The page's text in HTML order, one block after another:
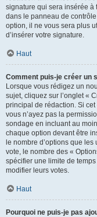
signature qui sera insérée à
dans le panneau de
option, il ne vous sera plus
d’insérer votre signature.
Haut
Comment puis-je créer un
Lorsque vous rédigez un
sujet, cliquez sur l’onglet «
principal de rédaction. Si
vous n’ayez pas la
sondage en incluant au
chaque option devant être
le nombre d’options que
vote, le nombre des «
spécifier une limite de
modifier leurs votes.
Haut
Pourquoi ne puis-je pas